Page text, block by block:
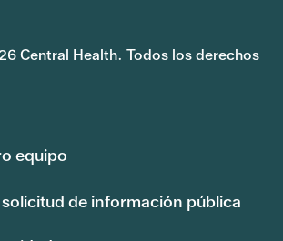
Central Health. Todos los derechos
equipo
de información pública